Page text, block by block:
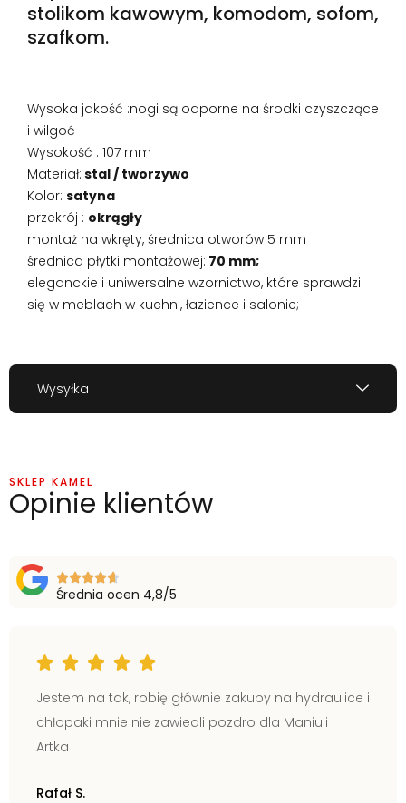
stolikom kawowym, komodom, sofom,
szafkom.
Wysoka jakość :nogi są odporne na środki czyszczące
i wilgoć
Wysokość : 107 mm
Materiał: stal / tworzywo
Kolor: satyna
przekrój : okrągły
montaż na wkręty, średnica otworów 5 mm
średnica płytki montażowej: 70 mm;
eleganckie i uniwersalne wzornictwo, które sprawdzi
się w meblach w kuchni, łazience i salonie;
Wysyłka
SKLEP KAMEL
Opinie klientów
Średnia ocen 4,8/5
Jestem na tak, robię głównie zakupy na hydraulice i
chłopaki mnie nie zawiedli pozdro dla Maniuli i
Artka
Rafał S.